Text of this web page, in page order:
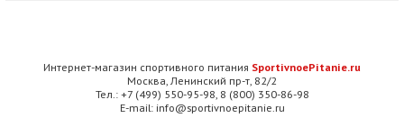
Интернет-магазин спортивного питания SportivnoePitanie.ru
Москва, Ленинский пр-т, 82/2
Тел.: +7 (499) 550-95-98, 8 (800) 350-86-98
E-mail: info@sportivnoepitanie.ru